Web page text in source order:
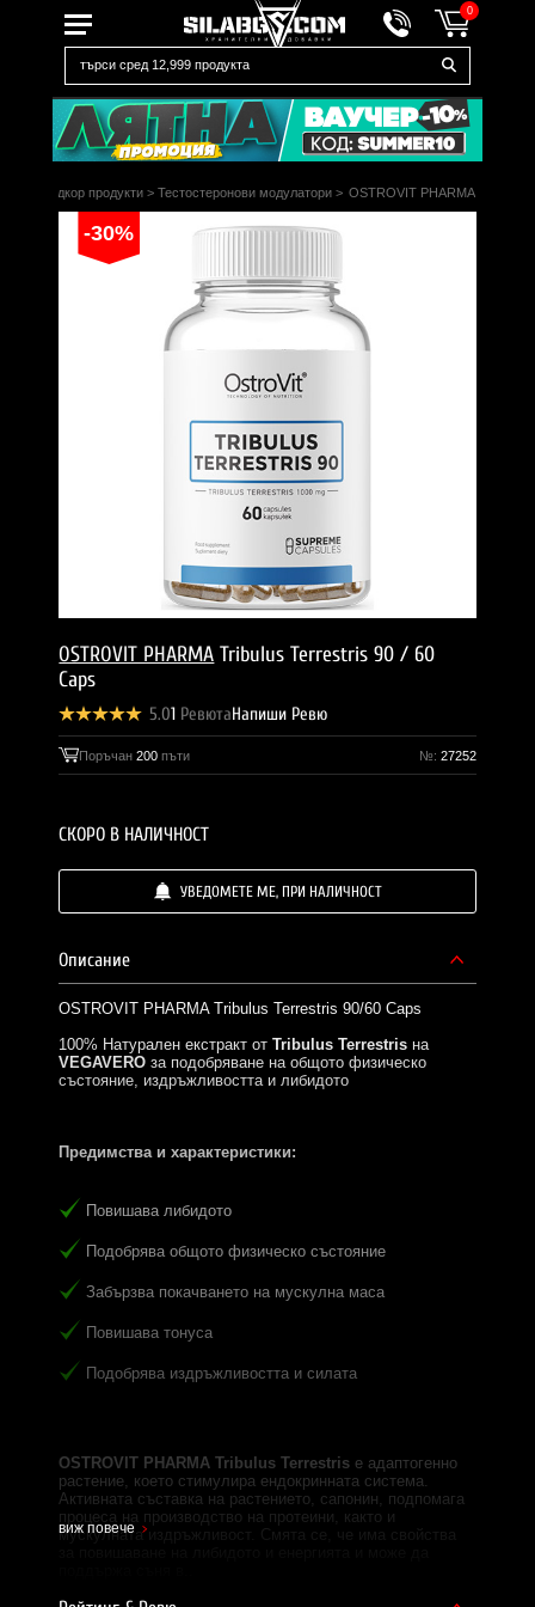
0
и хардкор продукти >Тестостеронови модулатори > OSTROVIT PHARMA
-30%
OSTROVIT PHARMA Tribulus Terrestris 90 / 60
Caps
5.01 РевютаНапиши Ревю
Поръчан200 пъти №: 27252
СКОРО В НАЛИЧНОСТ
УВЕДОМЕТЕ МЕ, ПРИ НАЛИЧНОСТ
Описание
OSTROVIT PHARMA Tribulus Terrestris 90/60 Caps
100% Натурален екстракт отTribulus Terrestris на
VEGAVEROза подобряване на общото физическо
състояние, издръжливостта и либидото
Предимства и характеристики:
Повишава либидото
Подобрява общото физическо състояние
Забързва покачването на мускулна маса
Повишава тонуса
Подобрява издръжливостта и силата
OSTROVIT PHARMA Tribulus Terrestris е адаптогенно
растение, което стимулира ендокринната система.
Активната съставка на растението, сапонин, подпомага
процеса на производство на протеини, както и
мускулната издръжливост. Смята се, че има свойства
виж повече